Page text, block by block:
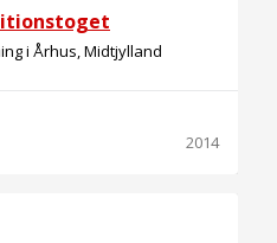
i Århus, Midtjylland
2014